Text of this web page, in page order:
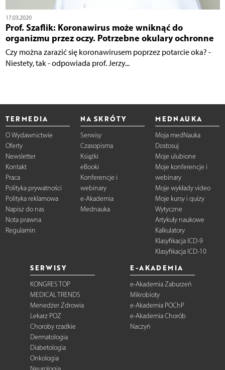
17.03.2020
Prof. Szaflik: Koronawirus może wniknąć do
organizmu przez oczy. Potrzebne okulary ochronne
Czy można zarazić się koronawirusem poprzez potarcie oka? -
Niestety, tak - odpowiada prof. Jerzy...
TERMEDIA
O Wydawnictwie
Oferty
Newsletter
Kontakt
Praca
Polityka prywatności
Polityka reklamowa
Napisz do nas
Nota prawna
Regulamin
NA SKRÓTY
Serwisy
Czasopisma
Książki
eBooki
Konferencje i
webinary
e-Akademia
Mednauka
MEDNAUKA
Moja medNauka
Dostosuj
Moje ulubione
Moje konferencje i
webinary
Moje wykłady video
Moje kursy i quizy
Wytyczne
Artykuły naukowe
Kalkulatory
Klasyfikacja ICD-9
Klasyfikacja ICD-10
SERWISY
KONGRES TOP
MEDICAL TRENDS
Menedżer Zdrowia
Lekarz POZ
Choroby rzadkie
Dermatologia
Diabetologia
Onkologia
E-AKADEMIA
e-Akademia Zaburzeń
Mikrobioty
e-Akademia POChP
e-Akademia Chorób
Naczyń